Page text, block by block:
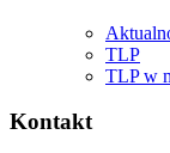
TLP
TLP w
Kontakt